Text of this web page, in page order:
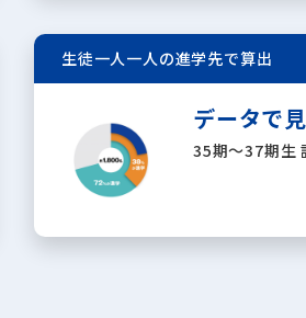
生徒一人一人の進学先で算出
データで
35期～37期生